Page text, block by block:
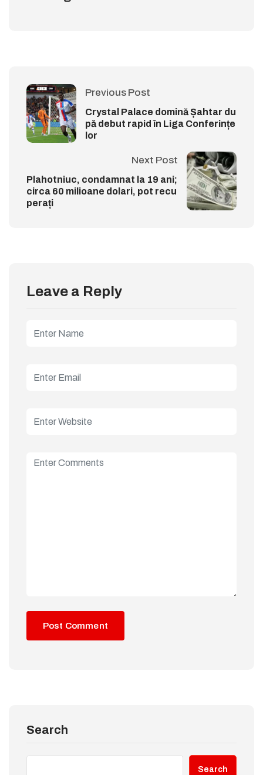
Previous Post
Crystal Palace domină Șahtar du
pă debut rapid în Liga Conferințe
lor
Next Post
Plahotniuc, condamnat la 19 ani;
circa 60 milioane dolari, pot recu
perați
Leave a Reply
Search
Search